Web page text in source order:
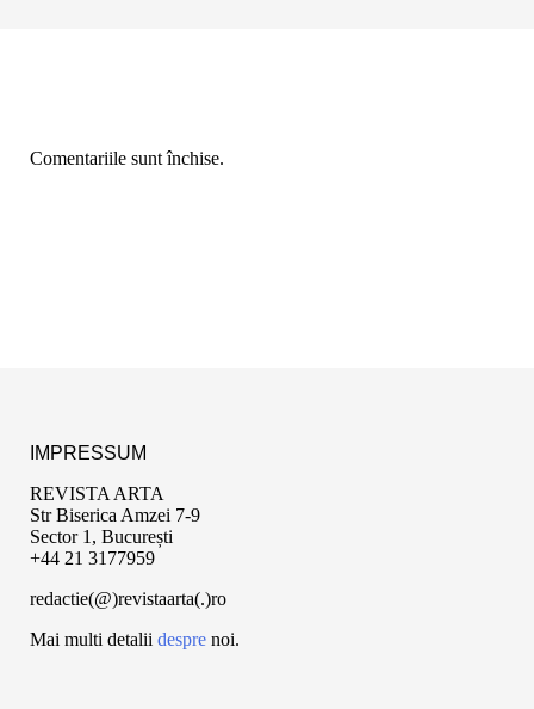
Comentariile sunt închise.
IMPRESSUM
REVISTA ARTA
Str Biserica Amzei 7-9
Sector 1, București
+44 21 3177959
redactie(@)revistaarta(.)ro
Mai multi detalii despre noi.